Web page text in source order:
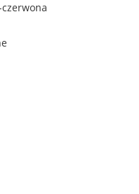
czerwona